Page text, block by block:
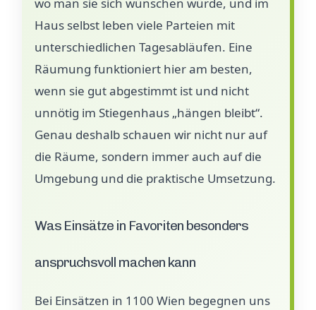
Haus selbst leben viele Parteien mit
unterschiedlichen Tagesabläufen. Eine
Räumung funktioniert hier am besten,
wenn sie gut abgestimmt ist und nicht
unnötig im Stiegenhaus „hängen bleibt“.
Genau deshalb schauen wir nicht nur auf
die Räume, sondern immer auch auf die
Umgebung und die praktische Umsetzung.
Was Einsätze in Favoriten besonders
anspruchsvoll machen kann
Bei Einsätzen in 1100 Wien begegnen uns